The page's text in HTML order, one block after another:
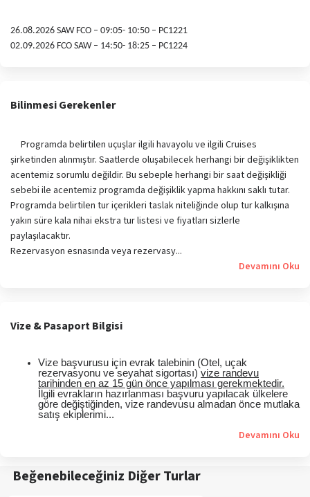
26.08.2026 SAW FCO – 09:05- 10:50 – PC1221
02.09.2026 FCO SAW – 14:50- 18:25 – PC1224
Bilinmesi Gerekenler
Programda belirtilen uçuşlar ilgili havayolu ve ilgili Cruises
şirketinden alınmıştır. Saatlerde oluşabilecek herhangi bir değişiklikten
acentemiz sorumlu değildir. Bu sebeple herhangi bir saat değişikliği
sebebi ile acentemiz programda değişiklik yapma hakkını saklı tutar.
Programda belirtilen tur içerikleri taslak niteliğinde olup tur kalkışına
yakın süre kala nihai ekstra tur listesi ve fiyatları sizlerle
paylaşılacaktır.
Rezervasyon esnasında veya rezervasy...
Devamını Oku
Vize & Pasaport Bilgisi
Vize başvurusu için evrak talebinin (Otel, uçak
rezervasyonu ve seyahat sigortası) vize randevu
tarihinden en az 15 gün önce yapılması gerekmektedir.
İlgili evrakların hazırlanması başvuru yapılacak ülkelere
göre değiştiğinden, vize randevusu almadan önce mutlaka
satış ekiplerimi...
Devamını Oku
Beğenebileceğiniz Diğer Turlar